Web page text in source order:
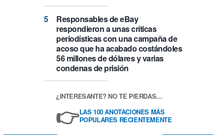
Responsables de eBay
respondieron a unas críticas
periodísticas con una campaña de
acoso que ha acabado costándoles
56 millones de dólares y varias
condenas de prisión
¿INTERESANTE? NO TE PIERDAS…
👉LAS 100 ANOTACIONES MÁS
POPULARES RECIENTEMENTE